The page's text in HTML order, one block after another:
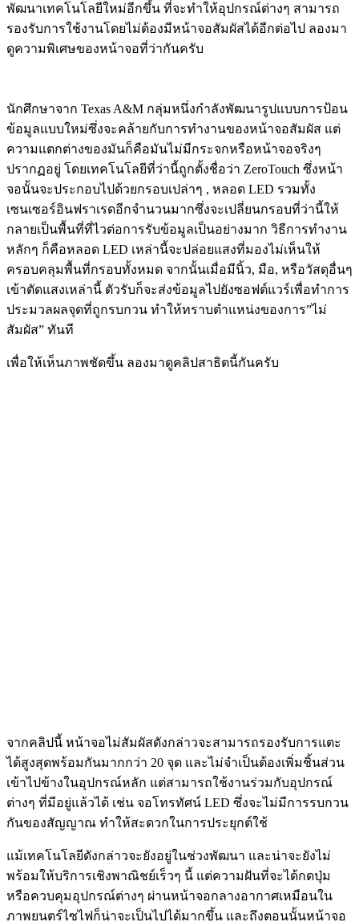
พัฒนาเทคโนโลยีใหม่อีกขึ้น ที่จะทำให้อุปกรณ์ต่างๆ สามารถ
รองรับการใช้งานโดยไม่ต้องมีหน้าจอสัมผัสได้อีกต่อไป ลองมา
ดูความพิเศษของหน้าจอที่ว่ากันครับ
นักศึกษาจาก Texas A&M กลุ่มหนึ่งกำลังพัฒนารูปแบบการป้อน
ข้อมูลแบบใหม่ซึ่งจะคล้ายกับการทำงานของหน้าจอสัมผัส แต่
ความแตกต่างของมันก็คือมันไม่มีกระจกหรือหน้าจอจริงๆ
ปรากฏอยู่ โดยเทคโนโลยีที่ว่านี้ถูกตั้งชื่อว่า ZeroTouch ซึ่งหน้า
จอนั้นจะประกอบไปด้วยกรอบเปล่าๆ , หลอด LED รวมทั้ง
เซนเซอร์อินฟราเรดอีกจำนวนมากซึ่งจะเปลี่ยนกรอบที่ว่านี้ให้
กลายเป็นพื้นที่ที่ไวต่อการรับข้อมูลเป็นอย่างมาก วิธีการทำงาน
หลักๆ ก็คือหลอด LED เหล่านี้จะปล่อยแสงที่มองไม่เห็นให้
ครอบคลุมพื้นที่กรอบทั้งหมด จากนั้นเมื่อมีนิ้ว, มือ, หรือวัสดุอื่นๆ
เข้าตัดแสงเหล่านี้ ตัวรับก็จะส่งข้อมูลไปยังซอฟต์แวร์เพื่อทำการ
ประมวลผลจุดที่ถูกรบกวน ทำให้ทราบตำแหน่งของการ”ไม่
สัมผัส” ทันที
เพื่อให้เห็นภาพชัดขึ้น ลองมาดูคลิปสาธิตนี้กันครับ
จากคลิปนี้ หน้าจอไม่สัมผัสดังกล่าวจะสามารถรองรับการแตะ
ได้สูงสุดพร้อมกันมากกว่า 20 จุด และไม่จำเป็นต้องเพิ่มชิ้นส่วน
เข้าไปข้างในอุปกรณ์หลัก แต่สามารถใช้งานร่วมกับอุปกรณ์
ต่างๆ ที่มีอยู่แล้วได้ เช่น จอโทรทัศน์ LED ซึ่งจะไม่มีการรบกวน
กันของสัญญาณ ทำให้สะดวกในการประยุกต์ใช้
แม้เทคโนโลยีดังกล่าวจะยังอยู่ในช่วงพัฒนา และน่าจะยังไม่
พร้อมให้บริการเชิงพาณิชย์เร็วๆ นี้ แต่ความฝันที่จะได้กดปุ่ม
หรือควบคุมอุปกรณ์ต่างๆ ผ่านหน้าจอกลางอากาศเหมือนใน
ภาพยนตร์ไซไฟก็น่าจะเป็นไปได้มากขึ้น และถึงตอนนั้นหน้าจอ